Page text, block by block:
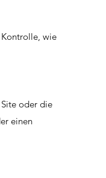
wie
oder die
einen